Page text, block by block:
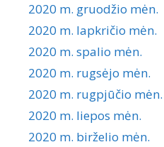
2020 m. gruodžio mėn.
2020 m. lapkričio mėn.
2020 m. spalio mėn.
2020 m. rugsėjo mėn.
2020 m. rugpjūčio mėn.
2020 m. liepos mėn.
2020 m. birželio mėn.